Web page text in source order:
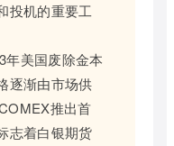
投机的重要工
年美国废除金本
逐渐由市场供
推出首
志着白银期货